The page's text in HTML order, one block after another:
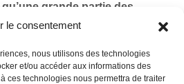
le consentement
nous utilisons des technologies
et/ou accéder aux informations des
ces technologies nous permettra de traiter
grande partie des
dans le pays appartiennent au
du mètre carré en masse.
ne peut par ailleurs